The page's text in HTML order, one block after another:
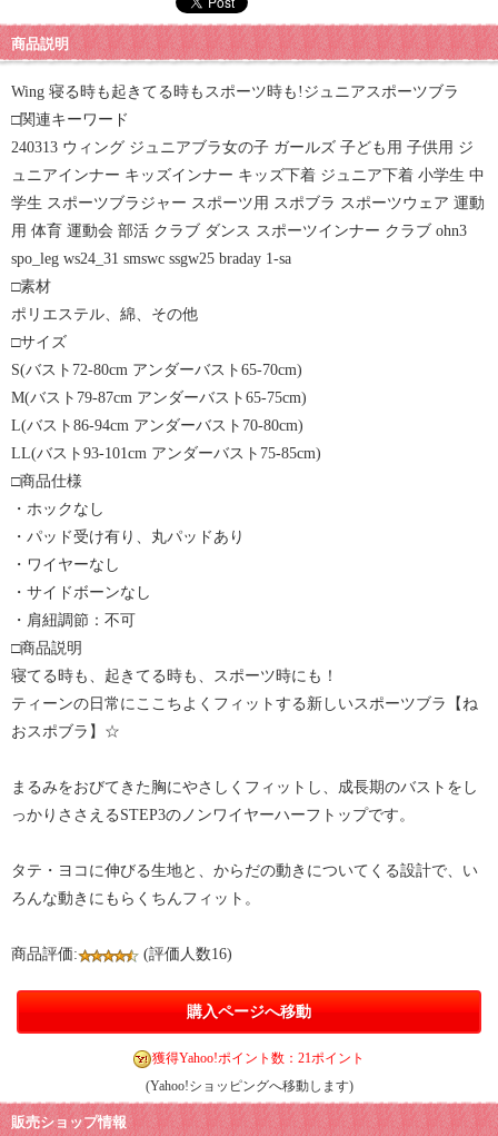
商品説明
Wing 寝る時も起きてる時もスポーツ時も!ジュニアスポーツブラ
□関連キーワード
240313 ウィング ジュニアブラ女の子 ガールズ 子ども用 子供用 ジ
ュニアインナー キッズインナー キッズ下着 ジュニア下着 小学生 中
学生 スポーツブラジャー スポーツ用 スポブラ スポーツウェア 運動
用 体育 運動会 部活 クラブ ダンス スポーツインナー クラブ ohn3
spo_leg ws24_31 smswc ssgw25 braday 1-sa
□素材
ポリエステル、綿、その他
□サイズ
S(バスト72-80cm アンダーバスト65-70cm)
M(バスト79-87cm アンダーバスト65-75cm)
L(バスト86-94cm アンダーバスト70-80cm)
LL(バスト93-101cm アンダーバスト75-85cm)
□商品仕様
・ホックなし
・パッド受け有り、丸パッドあり
・ワイヤーなし
・サイドボーンなし
・肩紐調節：不可
□商品説明
寝てる時も、起きてる時も、スポーツ時にも！
ティーンの日常にここちよくフィットする新しいスポーツブラ【ね
おスポブラ】☆
まるみをおびてきた胸にやさしくフィットし、成長期のバストをし
っかりささえるSTEP3のノンワイヤーハーフトップです。
タテ・ヨコに伸びる生地と、からだの動きについてくる設計で、い
ろんな動きにもらくちんフィット。
商品評価: (評価人数16)
購入ページへ移動
獲得Yahoo!ポイント数：21ポイント
(Yahoo!ショッピングへ移動します)
販売ショップ情報